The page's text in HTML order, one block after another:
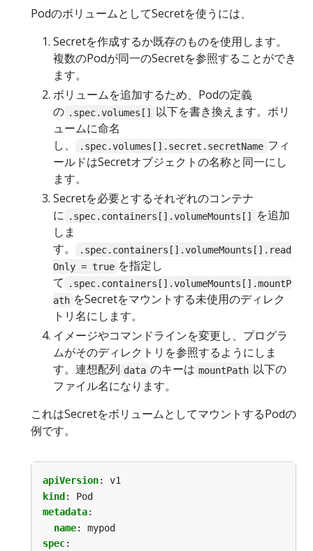
PodのボリュームとしてSecretを使うには、
Secretを作成するか既存のものを使用します。
複数のPodが同一のSecretを参照することができ
ます。
ボリュームを追加するため、Podの定義
の .spec.volumes[] 以下を書き換えます。ボリ
ュームに命名
し、
.spec.volumes[].secret.secretName フィ
ールドはSecretオブジェクトの名称と同一にし
ます。
Secretを必要とするそれぞれのコンテナ
に .spec.containers[].volumeMounts[]
を追加
しま
す。
.spec.containers[].volumeMounts[].read
Only = true を指定し
て
.spec.containers[].volumeMounts[].mountP
ath をSecretをマウントする未使用のディレク
トリ名にします。
イメージやコマンドラインを変更し、プログラ
ムがそのディレクトリを参照するようにしま
す。連想配列 data のキーは mountPath 以下の
ファイル名になります。
これはSecretをボリュームとしてマウントするPodの
例です。
apiVersion:
v1
kind :
Pod
metadata:
name:
mypod
spec: